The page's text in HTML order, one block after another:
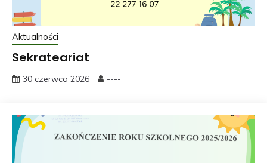
Aktualności
Sekrateariat
30 czerwca 2026 ----